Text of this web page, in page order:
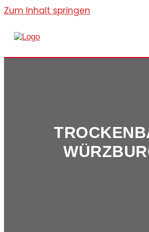
Zum Inhalt springen